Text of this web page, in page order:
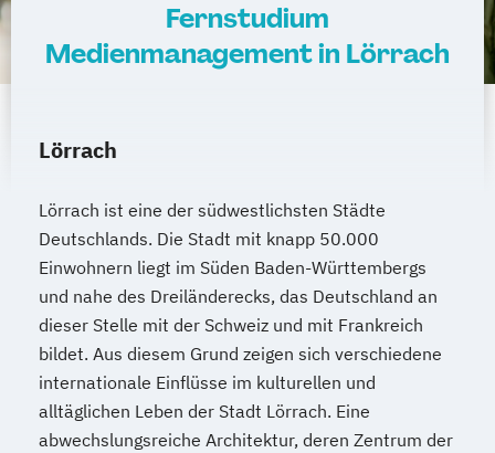
Fernstudium
Medienmanagement in Lörrach
Lörrach
Lörrach ist eine der südwestlichsten Städte
Deutschlands. Die Stadt mit knapp 50.000
Einwohnern liegt im Süden Baden-Württembergs
und nahe des Dreiländerecks, das Deutschland an
dieser Stelle mit der Schweiz und mit Frankreich
bildet. Aus diesem Grund zeigen sich verschiedene
internationale Einflüsse im kulturellen und
alltäglichen Leben der Stadt Lörrach. Eine
abwechslungsreiche Architektur, deren Zentrum der